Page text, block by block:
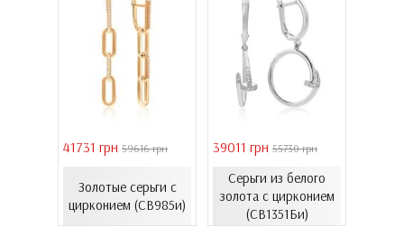
41731 грн 59616 грн
Золотые серьги с
цирконием (СВ985и)
39011 грн 55730 грн
Серьги из белого
золота с цирконием
(СВ1351Би)